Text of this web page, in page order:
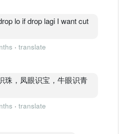
lo if drop lagi I want cut
· translate
珠，凤眼识宝，牛眼识青
· translate